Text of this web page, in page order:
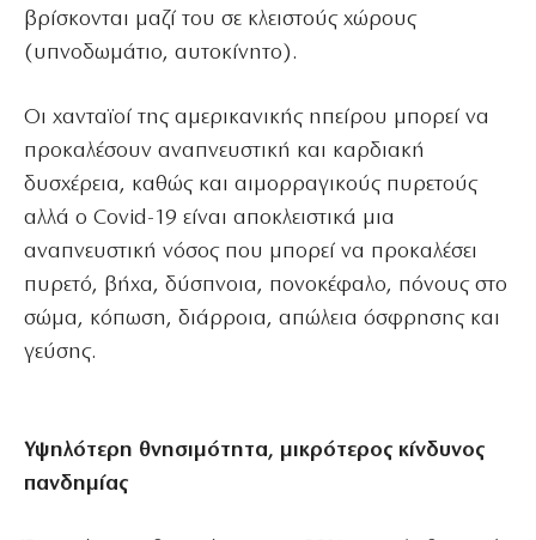
βρίσκονται μαζί του σε κλειστούς χώρους
(υπνοδωμάτιο, αυτοκίνητο).
Οι χανταϊοί της αμερικανικής ηπείρου μπορεί να
προκαλέσουν αναπνευστική και καρδιακή
δυσχέρεια, καθώς και αιμορραγικούς πυρετούς
αλλά ο Covid-19 είναι αποκλειστικά μια
αναπνευστική νόσος που μπορεί να προκαλέσει
πυρετό, βήχα, δύσπνοια, πονοκέφαλο, πόνους στο
σώμα, κόπωση, διάρροια, απώλεια όσφρησης και
γεύσης.
Υψηλότερη θνησιμότητα, μικρότερος κίνδυνος
πανδημίας